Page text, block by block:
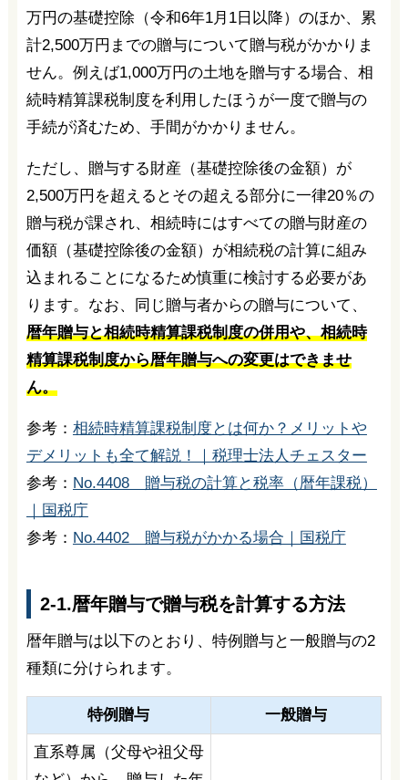
万円の基礎控除（令和6年1月1日以降）のほか、累
計2,500万円までの贈与について贈与税がかかりま
せん。例えば1,000万円の土地を贈与する場合、相
続時精算課税制度を利用したほうが一度で贈与の
手続が済むため、手間がかかりません。
ただし、贈与する財産（基礎控除後の金額）が
2,500万円を超えるとその超える部分に一律20％の
贈与税が課され、相続時にはすべての贈与財産の
価額（基礎控除後の金額）が相続税の計算に組み
込まれることになるため慎重に検討する必要があ
ります。なお、同じ贈与者からの贈与について、
暦年贈与と相続時精算課税制度の併用や、相続時
精算課税制度から暦年贈与への変更はできませ
ん。
参考： 相続時精算課税制度とは何か？メリットや
デメリットも全て解説！｜税理士法人チェスター
参考： No.4408 贈与税の計算と税率（暦年課税）
｜国税庁
参考： No.4402 贈与税がかかる場合｜国税庁
2-1.暦年贈与で贈与税を計算する方法
暦年贈与は以下のとおり、特例贈与と一般贈与の2
種類に分けられます。
特例贈与 一般贈与
直系尊属（父母や祖父母